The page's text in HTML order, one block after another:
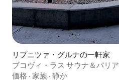
リプニツァ・グルナの一軒家
ブコヴィ・ラス サウナ＆バリア
価格 · 家族 · 静か